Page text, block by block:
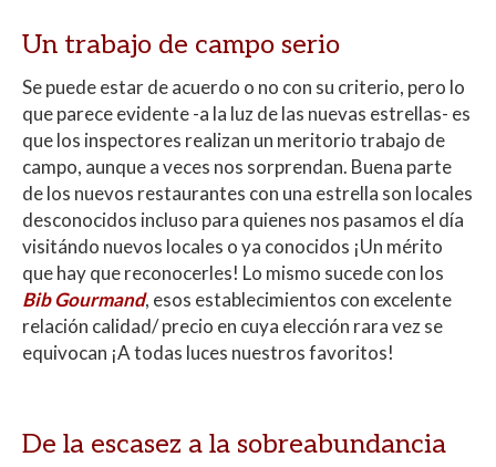
Un trabajo de campo serio
Se puede estar de acuerdo o no con su criterio, pero lo
que parece evidente -a la luz de las nuevas estrellas- es
que los inspectores realizan un meritorio trabajo de
campo, aunque a veces nos sorprendan. Buena parte
de los nuevos restaurantes con una estrella son locales
desconocidos incluso para quienes nos pasamos el día
visitándo nuevos locales o ya conocidos ¡Un mérito
que hay que reconocerles! Lo mismo sucede con los
Bib Gourmand, esos establecimientos con excelente
relación calidad/ precio en cuya elección rara vez se
equivocan ¡A todas luces nuestros favoritos!
De la escasez a la sobreabundancia